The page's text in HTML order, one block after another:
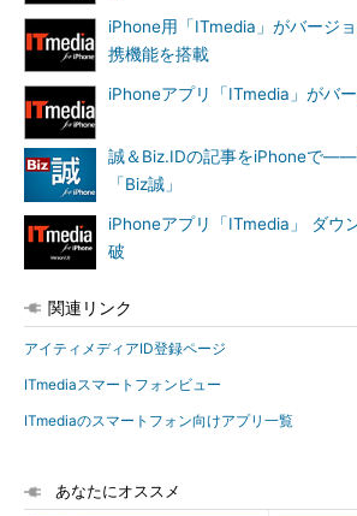
iPhone用「ITmedia」がバージ
携機能を搭載
iPhoneアプリ「ITmedia」がバ
誠＆Biz.IDの記事をiPhoneで――
「Biz誠」
iPhoneアプリ「ITmedia」 ダウ
破
関連リンク
アイティメディアID登録ページ
ITmediaスマートフォンビュー
ITmediaのスマートフォン向けアプリ一覧
あなたにオススメ